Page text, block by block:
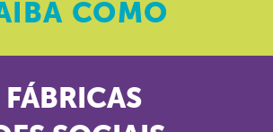
COMO
FÁBRICAS